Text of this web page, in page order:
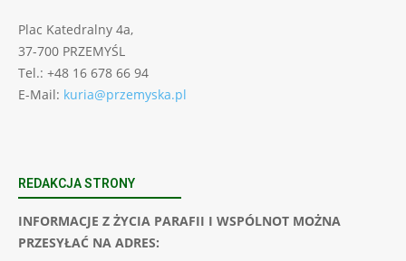
Plac Katedralny 4a,
37-700 PRZEMYŚL
Tel.: +48 16 678 66 94
E-Mail: kuria@przemyska.pl
REDAKCJA STRONY
INFORMACJE Z ŻYCIA PARAFII I WSPÓLNOT MOŻNA
PRZESYŁAĆ NA ADRES: